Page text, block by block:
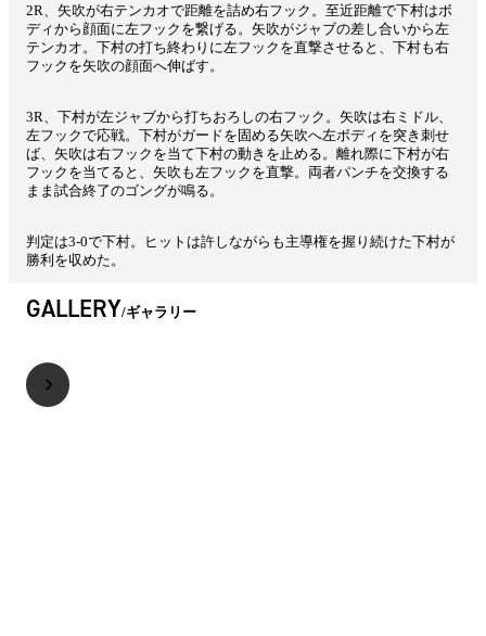
2R、矢吹が右テンカオで距離を詰め右フック。至近距離で下村はボ
ディから顔面に左フックを繋げる。矢吹がジャブの差し合いから左
テンカオ。下村の打ち終わりに左フックを直撃させると、下村も右
フックを矢吹の顔面へ伸ばす。
3R、下村が左ジャブから打ちおろしの右フック。矢吹は右ミドル、
左フックで応戦。下村がガードを固める矢吹へ左ボディを突き刺せ
ば、矢吹は右フックを当て下村の動きを止める。離れ際に下村が右
フックを当てると、矢吹も左フックを直撃。両者パンチを交換する
まま試合終了のゴングが鳴る。
判定は3-0で下村。ヒットは許しながらも主導権を握り続けた下村が
勝利を収めた。
GALLERY ギャラリー